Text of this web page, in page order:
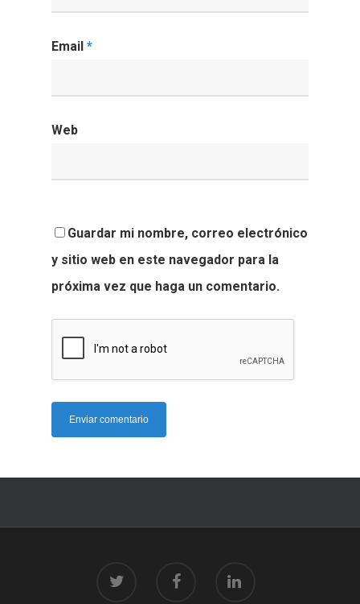
Email *
Web
Guardar mi nombre, correo electrónico
y sitio web en este navegador para la
próxima vez que haga un comentario.